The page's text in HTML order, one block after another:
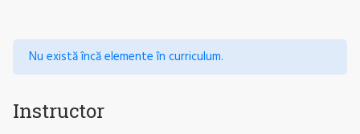
Nu există încă elemente în curriculum.
Instructor